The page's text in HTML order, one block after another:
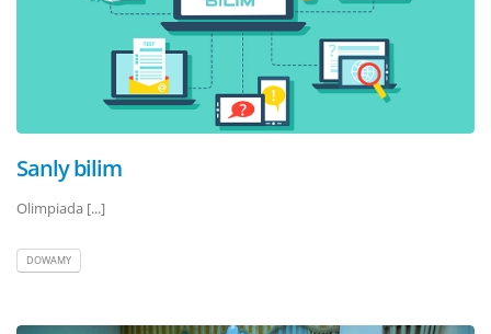
Sanly bilim
Olimpiada [...]
DOWAMY